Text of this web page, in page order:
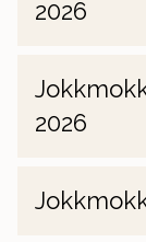
2026
2026